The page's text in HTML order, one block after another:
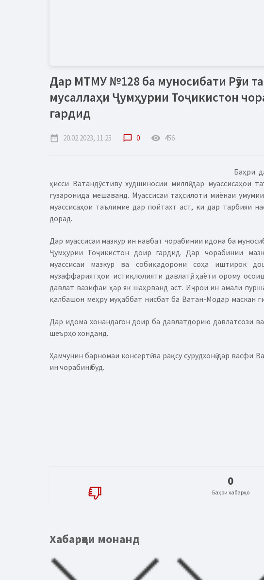
Дар МТМУ №128 ба муносибати Рӯзи
мусаллаҳи Ҷумҳурии Тоҷикистон
гардид
date_range 20.02.2023, 11:25 chat_bubble_outline 0 remove_red_eye 456
Баҳри
ҳисси Ватандӯстиву худшиносии миллӣ дар муассисаҳои
гузаронида мешаванд. Муассисаи таҳсилоти миёнаи
муассисаҳои таълимие дар пойтахт аст, ки дар тарбияи
дорад.
Дар муассисаи мазкур ин навбат чорабинии идона ба
Ҷумҳурии Тоҷикистон доир гардид.Дар чорабинии
муассисаи мазкур ва собиқадорони соҳа иштирок
музаффариятҳои истиқлолияти давлатӣ, ҳаёти орому
давлат вазифаи ҳар як шаҳрванд аст. Иҷрои ин амали
қалбашон меҳру муҳаббат нисбат ба Ватан-Модар маскан
Дар идома хонандагон доир ба давлатдорию давлатсози
шеърҳо хонданд.
Ҳамчунин барномаи консертӣ ва рақсу сурудхонӣ дар васфи
ин чорабинӣ буд.
0
Баҳои хабарҳо
Хабарҳои монанд